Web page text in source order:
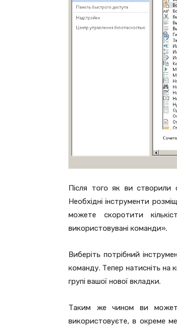
Після того як ви створили
Необхідні інструменти
можете скоротити
використовувані команди».
Виберіть потрібний
команду. Тепер натисніть на
групі вашої нової вкладки.
Таким же чином ви
використовуєте, в окреме